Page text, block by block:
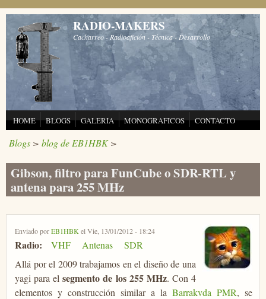
Pasar al contenido principal
RADIO-MAKERS
Cacharreo - Radioafición - Técnica - Desarrollo
HOME BLOGS GALERIA MONOGRAFICOS CONTACTO
Blogs > blog de EB1HBK>
Gibson, filtro para FunCube o SDR-RTL y
antena para 255 MHz
Enviado porEB1HBK el Vie, 13/01/2012 - 18:24
Radio: VHF Antenas
SDR
Allá por el 2009 trabajamos en el diseño de una
yagi para elsegmento de los 255 MHz. Con 4
elementos y construcción similar a la Barrakvda PMR, se